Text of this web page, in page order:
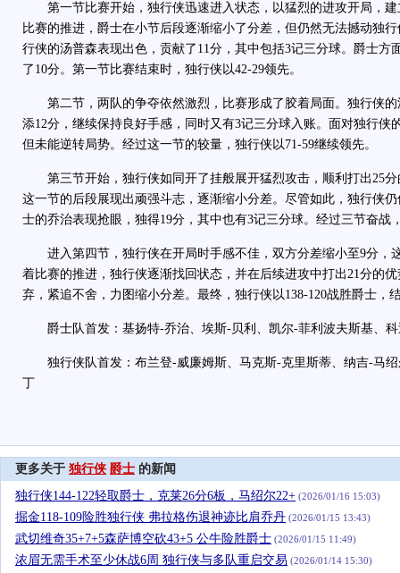
第一节比赛开始，独行侠迅速进入状态，以猛烈的进攻开局，建
比赛的推进，爵士在小节后段逐渐缩小了分差，但仍然无法撼动独
行侠的汤普森表现出色，贡献了11分，其中包括3记三分球。爵士方
了10分。第一节比赛结束时，独行侠以42-29领先。
第二节，两队的争夺依然激烈，比赛形成了胶着局面。独行侠的
添12分，继续保持良好手感，同时又有3记三分球入账。面对独行侠
但未能逆转局势。经过这一节的较量，独行侠以71-59继续领先。
第三节开始，独行侠如同开了挂般展开猛烈攻击，顺利打出25分
这一节的后段展现出顽强斗志，逐渐缩小分差。尽管如此，独行侠
士的乔治表现抢眼，独得19分，其中也有3记三分球。经过三节奋战
进入第四节，独行侠在开局时手感不佳，双方分差缩小至9分，
着比赛的推进，独行侠逐渐找回状态，并在后续进攻中打出21分的
弃，紧追不舍，力图缩小分差。最终，独行侠以138-120战胜爵士，
爵士队首发：基扬特-乔治、埃斯-贝利、凯尔-菲利波夫斯基、科
独行侠队首发：布兰登-威廉姆斯、马克斯-克里斯蒂、纳吉-马绍
丁
更多关于 独行侠 爵士 的新闻
独行侠144-122轻取爵士，克莱26分6板，马绍尔22+ (2026/01/16 15:03)
掘金118-109险胜独行侠 弗拉格伤退神迹比肩乔丹 (2026/01/15 13:43)
武切维奇35+7+5森萨博空砍43+5 公牛险胜爵士 (2026/01/15 11:49)
浓眉无需手术至少休战6周 独行侠与多队重启交易 (2026/01/14 15:30)